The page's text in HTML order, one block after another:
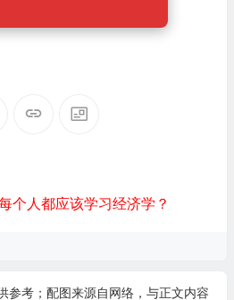
个人都应该学习经济学？
参考；配图来源自网络，与正文内容